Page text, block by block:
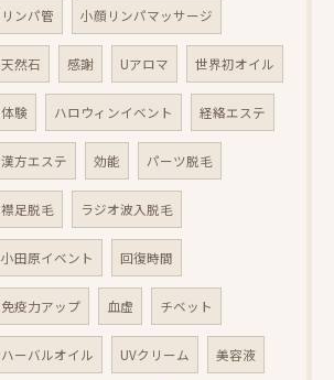
リンパ管 小顔リンパマッサージ
天然石 感謝 Uアロマ 世界初オイル
体験 ハロウィンイベント 経絡エステ
漢方エステ 効能 パーツ脱毛
襟足脱毛 ラジオ波入脱毛
小田原イベント 回復時間
免疫力アップ 血虚 チベット
ハーバルオイル UVクリーム 美容液